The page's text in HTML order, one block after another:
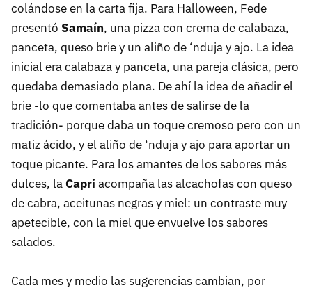
colándose en la carta fija. Para Halloween, Fede
presentó Samaín, una pizza con crema de calabaza,
panceta, queso brie y un aliño de ‘nduja y ajo. La idea
inicial era calabaza y panceta, una pareja clásica, pero
quedaba demasiado plana. De ahí la idea de añadir el
brie -lo que comentaba antes de salirse de la
tradición- porque daba un toque cremoso pero con un
matiz ácido, y el aliño de ‘nduja y ajo para aportar un
toque picante. Para los amantes de los sabores más
dulces, laCapri acompaña las alcachofas con queso
de cabra, aceitunas negras y miel: un contraste muy
apetecible, con la miel que envuelve los sabores
salados.
Cada mes y medio las sugerencias cambian, por